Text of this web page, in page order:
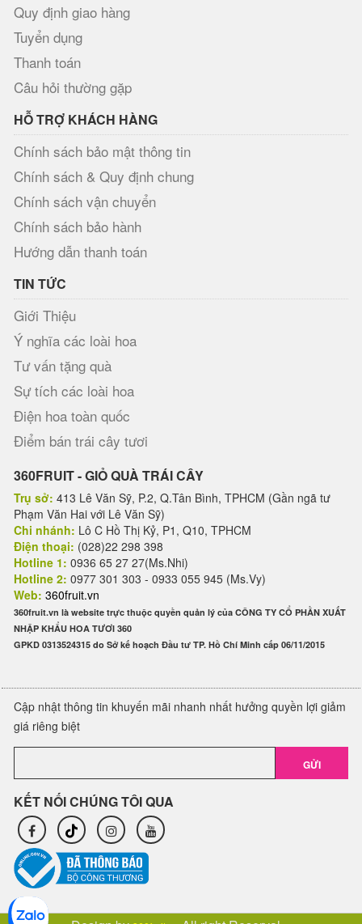
Quy định giao hàng
Tuyển dụng
Thanh toán
Câu hỏi thường gặp
HỖ TRỢ KHÁCH HÀNG
Chính sách bảo mật thông tin
Chính sách & Quy định chung
Chính sách vận chuyển
Chính sách bảo hành
Hướng dẫn thanh toán
TIN TỨC
Giới Thiệu
Ý nghĩa các loài hoa
Tư vấn tặng quà
Sự tích các loài hoa
Điện hoa toàn quốc
Điểm bán trái cây tươi
360FRUIT - GIỎ QUÀ TRÁI CÂY
Trụ sở: 413 Lê Văn Sỹ, P.2, Q.Tân Bình, TPHCM (Gần ngã tư
Phạm Văn Hai với Lê Văn Sỹ)
Chi nhánh: Lô C Hồ Thị Kỷ, P1, Q10, TPHCM
Điện thoại: (028)22 298 398
Hotline 1: 0936 65 27 27(Ms.Nhi)
Hotline 2: 0977 301 303 - 0933 055 945 (Ms.Vy)
Web: 360fruit.vn
360fruit.vn là website trực thuộc quyền quản lý của CÔNG TY CỔ PHẦN XUẤT
NHẬP KHẨU HOA TƯƠI 360
GPKD 0313524315 do Sở kế hoạch Đầu tư TP. Hồ Chí Minh cấp 06/11/2015
Cập nhật thông tin khuyến mãi nhanh nhất hưởng quyền lợi giảm
giá riêng biệt
GỬI
KẾT NỐI CHÚNG TÔI QUA